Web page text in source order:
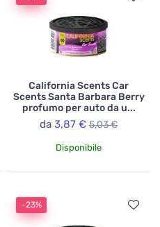
California Scents Car
Scents Santa Barbara Berry
profumo per auto da u...
da 3,87 € 5,03 €
Disponibile
-23%